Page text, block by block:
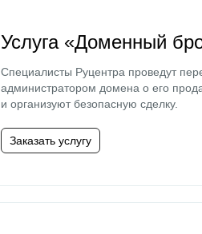
Услуга «Доменный
Специалисты Руцентра проведут
администратором домена о его
и организуют безопасную сделку.
Заказать услугу